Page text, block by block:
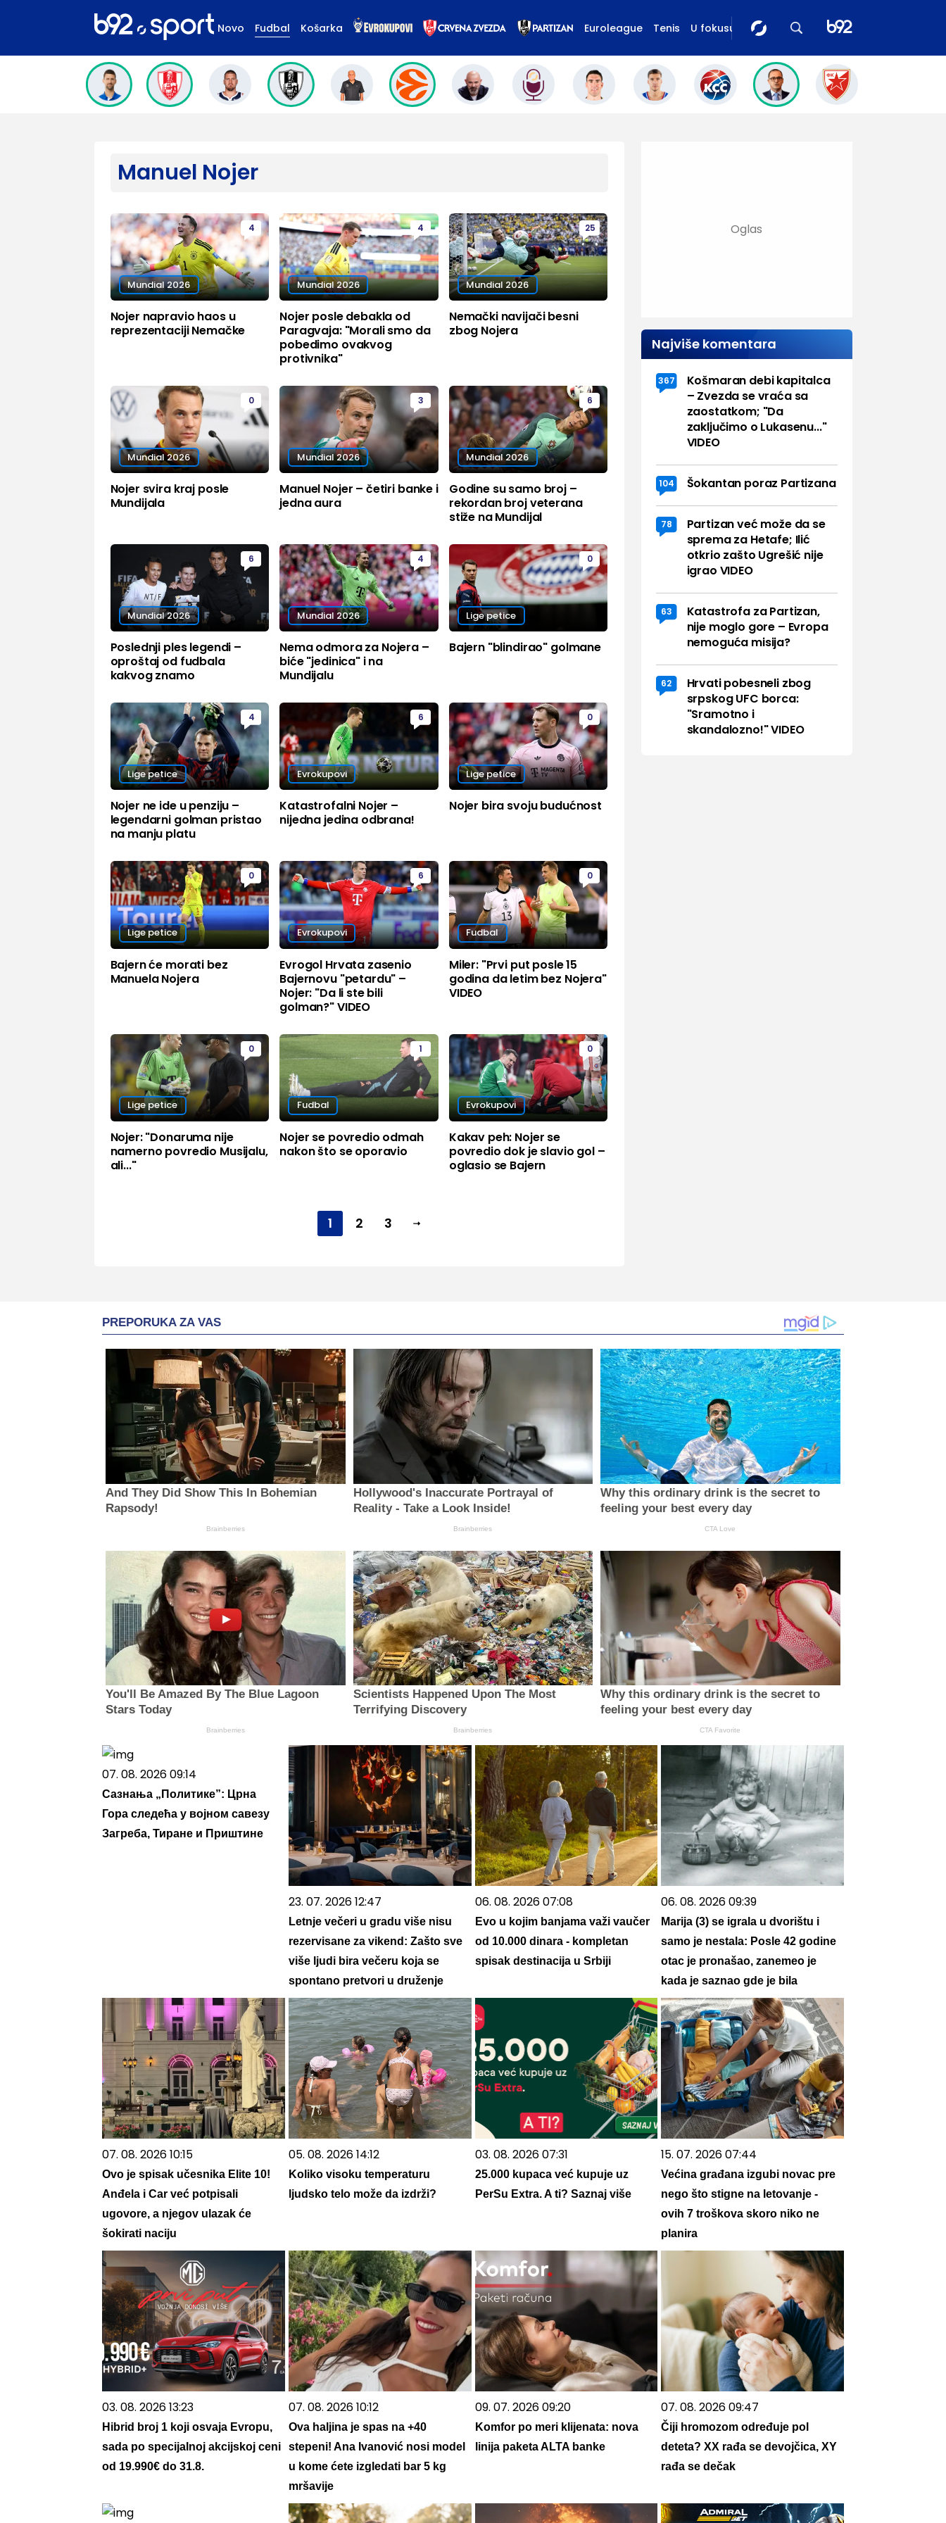
Novo Fudbal Košarka Euroleague Tenis U fokusu
Manuel Nojer
4
Mundial 2026
Nojer napravio haos u
reprezentaciji Nemačke
4
Mundial 2026
Nojer posle debakla od
Paragvaja: "Morali smo da
pobedimo ovakvog
protivnika"
25
Mundial 2026
Nemački navijači besni
zbog Nojera
0
Mundial 2026
Nojer svira kraj posle
Mundijala
3
Mundial 2026
Manuel Nojer – četiri banke i
jedna aura
6
Mundial 2026
Godine su samo broj –
rekordan broj veterana
stiže na Mundijal
6
Mundial 2026
Poslednji ples legendi –
oproštaj od fudbala
kakvog znamo
4
Mundial 2026
Nema odmora za Nojera –
biće "jedinica" i na
Mundijalu
0
Lige petice
Bajern "blindirao" golmane
4
Lige petice
Nojer ne ide u penziju –
legendarni golman pristao
na manju platu
6
Evrokupovi
Katastrofalni Nojer –
nijedna jedina odbrana!
0
Lige petice
Nojer bira svoju budućnost
0
Lige petice
Bajern će morati bez
Manuela Nojera
6
Evrokupovi
Evrogol Hrvata zasenio
Bajernovu "petardu" –
Nojer: "Da li ste bili
golman?" VIDEO
0
Fudbal
Miler: "Prvi put posle 15
godina da letim bez Nojera"
VIDEO
0
Lige petice
Nojer: "Donaruma nije
namerno povredio Musijalu,
ali..."
1
Fudbal
Nojer se povredio odmah
nakon što se oporavio
0
Evrokupovi
Kakav peh: Nojer se
povredio dok je slavio gol –
oglasio se Bajern
1 2 3
Najviše komentara
367
Košmaran debi kapitalca
– Zvezda se vraća sa
zaostatkom; "Da
zaključimo o Lukasenu..."
VIDEO
104 Šokantan poraz Partizana
78
Partizan već može da se
sprema za Hetafe; Ilić
otkrio zašto Ugrešić nije
igrao VIDEO
63
Katastrofa za Partizan,
nije moglo gore – Evropa
nemoguća misija?
62
Hrvati pobesneli zbog
srpskog UFC borca:
"Sramotno i
skandalozno!" VIDEO
PREPORUKA ZA VAS
And They Did Show This In Bohemian
Rapsody!
Brainberries
Hollywood's Inaccurate Portrayal of
Reality - Take a Look Inside!
Brainberries
Why this ordinary drink is the secret to
feeling your best every day
CTA Love
You'll Be Amazed By The Blue Lagoon
Stars Today
Brainberries
Scientists Happened Upon The Most
Terrifying Discovery
Brainberries
Why this ordinary drink is the secret to
feeling your best every day
CTA Favorite
07. 08. 2026 09:14
Сазнања „Политике”: Црна
Гора следећа у војном савезу
Загреба, Тиране и Приштине
23. 07. 2026 12:47
Letnje večeri u gradu više nisu
rezervisane za vikend: Zašto sve
više ljudi bira večeru koja se
spontano pretvori u druženje
06. 08. 2026 07:08
Evo u kojim banjama važi vaučer
od 10.000 dinara - kompletan
spisak destinacija u Srbiji
06. 08. 2026 09:39
Marija (3) se igrala u dvorištu i
samo je nestala: Posle 42 godine
otac je pronašao, zanemeo je
kada je saznao gde je bila
07. 08. 2026 10:15
Ovo je spisak učesnika Elite 10!
Anđela i Car već potpisali
ugovore, a njegov ulazak će
šokirati naciju
05. 08. 2026 14:12
Koliko visoku temperaturu
ljudsko telo može da izdrži?
03. 08. 2026 07:31
25.000 kupaca već kupuje uz
PerSu Extra. A ti? Saznaj više
15. 07. 2026 07:44
Većina građana izgubi novac pre
nego što stigne na letovanje -
ovih 7 troškova skoro niko ne
planira
03. 08. 2026 13:23
Hibrid broj 1 koji osvaja Evropu,
sada po specijalnoj akcijskoj ceni
od 19.990€ do 31.8.
07. 08. 2026 10:12
Ova haljina je spas na +40
stepeni! Ana Ivanović nosi model
u kome ćete izgledati bar 5 kg
mršavije
09. 07. 2026 09:20
Komfor po meri klijenata: nova
linija paketa ALTA banke
07. 08. 2026 09:47
Čiji hromozom određuje pol
deteta? XX rađa se devojčica, XY
rađa se dečak